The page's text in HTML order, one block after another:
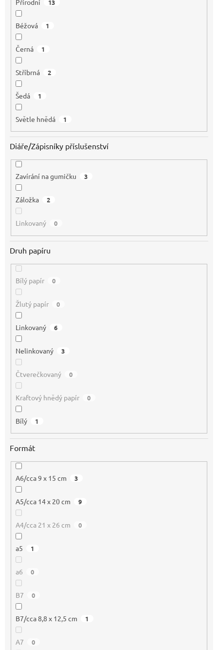
Přírodní 13
Béžová 1
Černá 1
Stříbrná 2
Šedá 1
Světle hnědá 1
Diáře/Zápisníky příslušenství
Zavírání na gumičku 3
Záložka 2
Linkovaný 0
Druh papíru
Bílý papír 0
Žlutý papír 0
Linkovaný 6
Nelinkovaný 3
Čtverečkovaný 0
Kraftový hnědý papír 0
Bílý 1
Formát
A6/cca 9 x 15 cm 3
A5/cca 14 x 20 cm 9
A4/cca 21 x 26 cm 0
a5 1
a6 0
B7 0
B7/cca 8,8 x 12,5 cm 1
A7 0